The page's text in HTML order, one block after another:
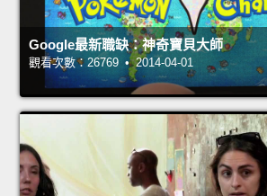
Google最新職缺：神奇寶貝大師
觀看次數：26769 • 2014-04-01